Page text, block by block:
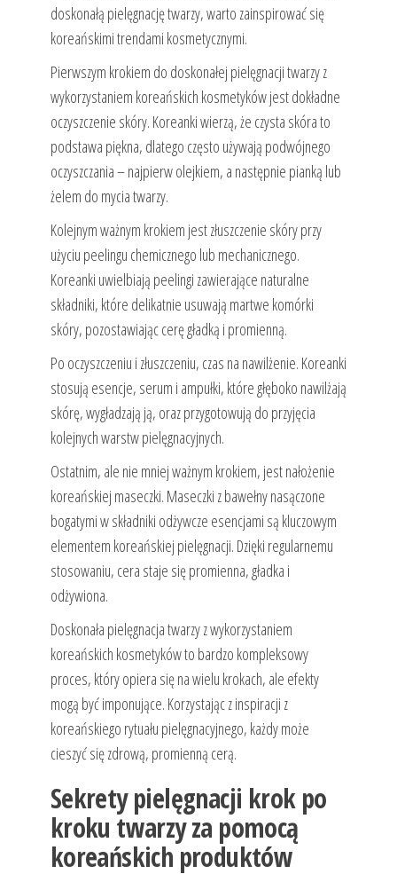
doskonałą pielęgnację twarzy, warto zainspirować się
koreańskimi trendami kosmetycznymi.
Pierwszym krokiem do doskonałej pielęgnacji twarzy z
wykorzystaniem koreańskich kosmetyków jest dokładne
oczyszczenie skóry. Koreanki wierzą, że czysta skóra to
podstawa piękna, dlatego często używają podwójnego
oczyszczania – najpierw olejkiem, a następnie pianką lub
żelem do mycia twarzy.
Kolejnym ważnym krokiem jest złuszczenie skóry przy
użyciu peelingu chemicznego lub mechanicznego.
Koreanki uwielbiają peelingi zawierające naturalne
składniki, które delikatnie usuwają martwe komórki
skóry, pozostawiając cerę gładką i promienną.
Po oczyszczeniu i złuszczeniu, czas na nawilżenie. Koreanki
stosują esencje, serum i ampułki, które głęboko nawilżają
skórę, wygładzają ją, oraz przygotowują do przyjęcia
kolejnych warstw pielęgnacyjnych.
Ostatnim, ale nie mniej ważnym krokiem, jest nałożenie
koreańskiej maseczki. Maseczki z bawełny nasączone
bogatymi w składniki odżywcze esencjami są kluczowym
elementem koreańskiej pielęgnacji. Dzięki regularnemu
stosowaniu, cera staje się promienna, gładka i
odżywiona.
Doskonała pielęgnacja twarzy z wykorzystaniem
koreańskich kosmetyków to bardzo kompleksowy
proces, który opiera się na wielu krokach, ale efekty
mogą być imponujące. Korzystając z inspiracji z
koreańskiego rytuału pielęgnacyjnego, każdy może
cieszyć się zdrową, promienną cerą.
Sekrety pielęgnacji krok po
kroku twarzy za pomocą
koreańskich produktów